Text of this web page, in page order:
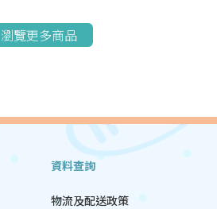
瀏覽更多商品
資料查詢
物流及配送政策